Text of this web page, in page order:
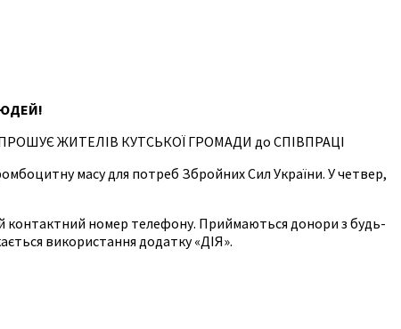
ЖИТЕЛІВ КУТСЬКОЇ ГРОМАДИ до СПІВПРАЦІ
масу для потреб Збройних Сил України. У четвер,
контактний номер телефону. Приймаються донори з будь-
використання додатку «ДІЯ».